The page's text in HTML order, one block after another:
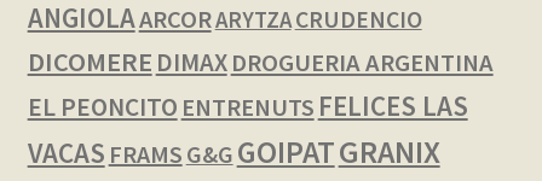
ANGIOLAARCORARYTZACRUDENCIO
DICOMERE DIMAX DROGUERIA ARGENTINA
EL PEONCITO ENTRENUTS FELICES LAS
VACAS FRAMS G&G GOIPATGRANIX